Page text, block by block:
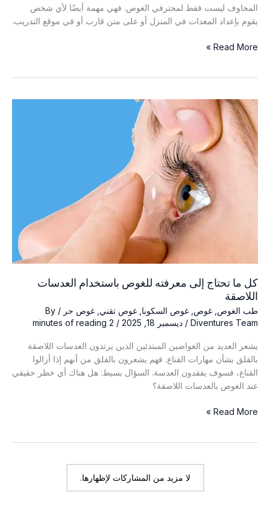
المخاوف ليست فقط لمحترفي الغوص. فهي مهمة أيضًا لأي شخص
يقوم بإعداد المعدات في المنزل أو على متن قارب أو في موقع التدريب.
سلامة
المخاطر
والاحتياطات
Read More »
كل ما تحتاج إلى معرفته للغوص باستخدام العدسات
اللاصقة
طب الغوص,غوص,غوص السكوبا,غوص تقني,غوص حر / By
Diventures Team
/ديسمبر 18, 2025 /
2 minutes of reading
يشعر العديد من الغواصين المبتدئين الذين يرتدون العدسات اللاصقة
بالقلق بشأن مهارات القناع. فهم يشعرون بالقلق من أنهم إذا أزالوا
القناع، فسوف يفقدون العدسة. السؤال بسيط: هل هناك أي خطر حقيقي
عند الغوص بالعدسات اللاصقة؟
Read More »
لا مزيد من المشاركات لإظهارها.